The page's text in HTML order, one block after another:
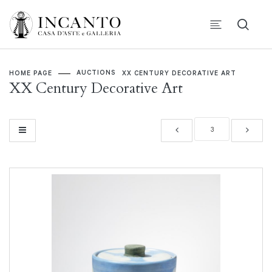
HOME PAGE AUCTIONS XX CENTURY DECORATIVE ART
XX Century Decorative Art